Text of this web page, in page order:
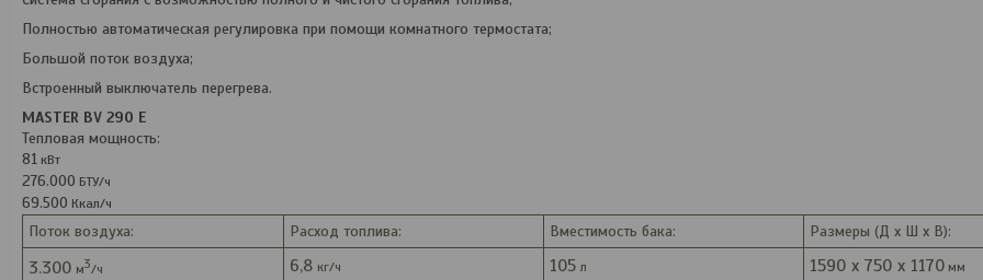
Полностью автоматическая регулировка при помощи комнатного термостата;
Большой поток воздуха;
Встроенный выключатель перегрева.
MASTER BV 290 E
Тепловая мощность:
81 кВт
276.000 БТУ/ч
69.500 Ккал/ч
Поток воздуха: Расход топлива: Вместимость бака: Размеры (Д х Ш х В):
3.300 м3/ч 6,8 кг/ч 105 л 1590 x 750 x 1170 мм